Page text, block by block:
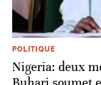
POLITIQUE
Nigeria: deux